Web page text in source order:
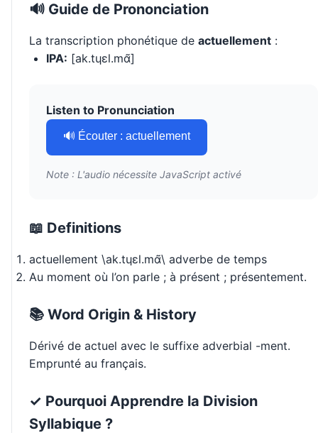
🔊 Guide de Prononciation
La transcription phonétique de actuellement :
IPA: [ak.tɥɛl.mɑ̃]
Listen to Pronunciation
🔊 Écouter : actuellement
Note : L'audio nécessite JavaScript activé
📖 Definitions
actuellement \ak.tɥɛl.mɑ̃\ adverbe de temps
Au moment où l’on parle ; à présent ; présentement.
📚 Word Origin & History
Dérivé de actuel avec le suffixe adverbial -ment.
Emprunté au français.
✓ Pourquoi Apprendre la Division
Syllabique ?